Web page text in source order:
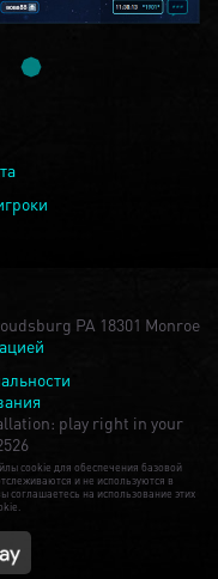
PA 18301 Monroe
play right in your
cookie для обеспечения базовой
и не используются в
соглашаетесь на использование этих